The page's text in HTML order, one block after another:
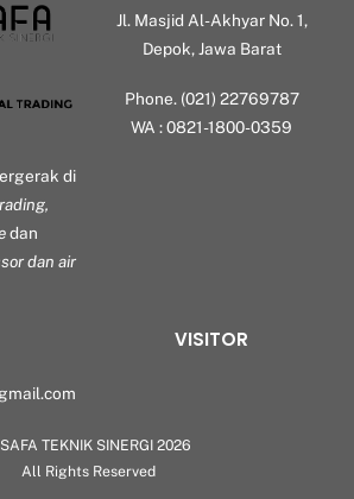
di
dan
dan air
Jl. Masjid Al-Akhyar No. 1,
Depok, Jawa Barat
Phone. (021) 22769787
WA : 0821-1800-0359
VISITOR
SAFA TEKNIK SINERGI 2026
All Rights Reserved